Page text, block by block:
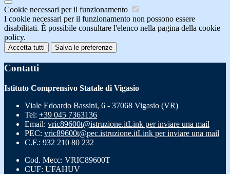
Cookie necessari per il funzionamento
I cookie necessari per il funzionamento non possono essere
disabilitati. È possibile consultare l'elenco nella pagina della cookie
policy.
Accetta tutti Salva le preferenze
Contatti
Istituto Comprensivo Statale di Vigasio
Viale Edoardo Bassini, 6 - 37068 Vigasio (VR)
Tel: +39 045 7363136
Email: vric89600t@istruzione.itLink per inviare una mail
PEC: vric89600t@pec.istruzione.itLink per inviare una mail
C.F.: 932 210 80 232
Cod. Mecc: VRIC89600T
CUF: UFAHUV